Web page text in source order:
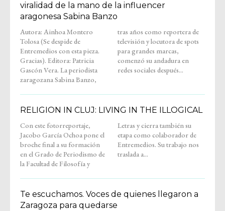
viralidad de la mano de la influencer
aragonesa Sabina Banzo
Autora: Ainhoa Montero
Tolosa (Se despide de
Entremedios con esta pieza.
Gracias). Editora: Patricia
Gascón Vera. La periodista
zaragozana Sabina Banzo,
tras años como reportera de
televisión y locutora de spots
para grandes marcas,
comenzó su andadura en
redes sociales después...
RELIGION IN CLUJ: LIVING IN THE ILLOGICAL
Con este fotorreportaje,
Jacobo García Ochoa pone el
broche final a su formación
en el Grado de Periodismo de
la Facultad de Filosofía y
Letras y cierra también su
etapa como colaborador de
Entremedios. Su trabajo nos
traslada a...
Te escuchamos. Voces de quienes llegaron a
Zaragoza para quedarse